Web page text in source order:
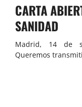
CARTA
SANIDAD
Madrid, 14 de
Queremos